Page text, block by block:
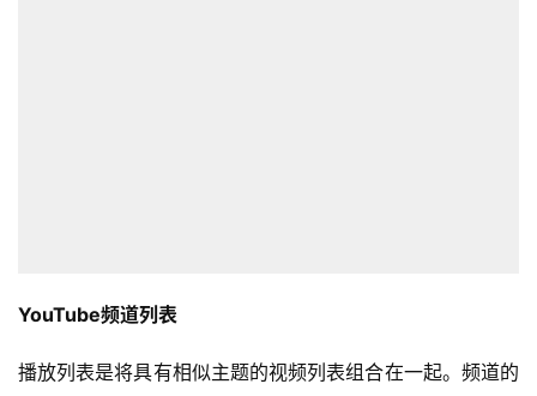
YouTube频道列表
播放列表是将具有相似主题的视频列表组合在一起。频道的